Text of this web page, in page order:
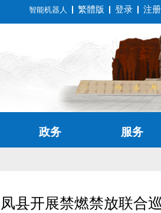
智能机器人 繁體版 登录 注册
政务 服务
凤县开展禁燃禁放联合